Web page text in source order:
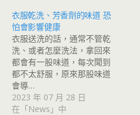
衣服乾洗、芳香劑的味道 恐
怕會影響健康
衣服送洗的話，通常不管乾
洗、或者怎麼洗法，拿回來
都會有一股味道，每次聞到
都不太舒服，原來那股味道
會導…
2023 年 07 月 28 日
在「News」中